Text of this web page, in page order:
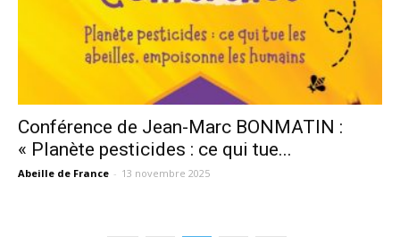
Conférence de Jean-Marc BONMATIN :
« Planète pesticides : ce qui tue...
Abeille de France - 13 novembre 2025